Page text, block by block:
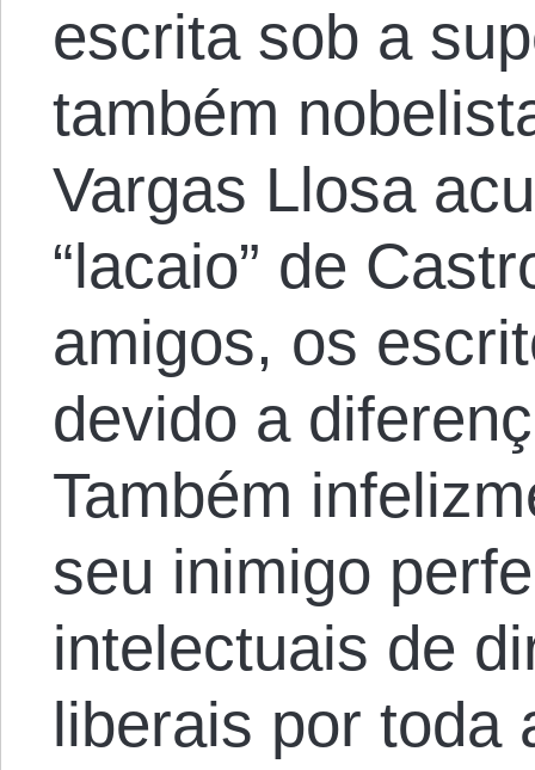
escrita sob a
também
Vargas Llosa
“lacaio” de
amigos, os
devido a
Também
seu inimigo
intelectuais de
liberais por toda